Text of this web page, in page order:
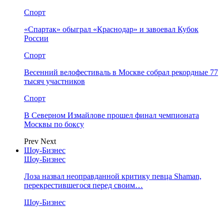
Спорт
«Спартак» обыграл «Краснодар» и завоевал Кубок
России
Спорт
Весенний велофестиваль в Москве собрал рекордные 77
тысяч участников
Спорт
В Северном Измайлове прошел финал чемпионата
Москвы по боксу
Prev Next
Шоу-Бизнес
Шоу-Бизнес
Лоза назвал неоправданной критику певца Shaman,
перекрестившегося перед своим…
Шоу-Бизнес